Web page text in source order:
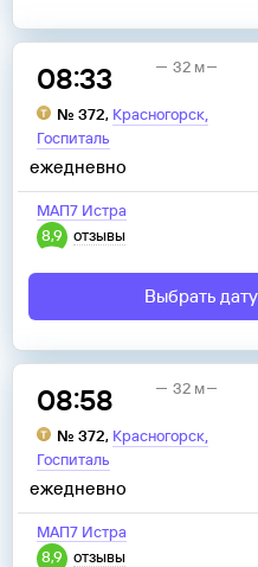
08:33
№ 372, Красногорск,
Госпиталь
32 м
МАП7 Истра
8,9
отзывы
ежедневно
Выбрать
08:58
№ 372, Красногорск,
Госпиталь
32 м
МАП7 Истра
8,9
отзывы
ежедневно